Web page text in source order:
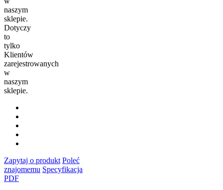
naszym
sklepie.
Dotyczy
to
tylko
Klientów
zarejestrowanych
w
naszym
sklepie.
Zapytaj o produkt Poleć
znajomemu Specyfikacja
PDF